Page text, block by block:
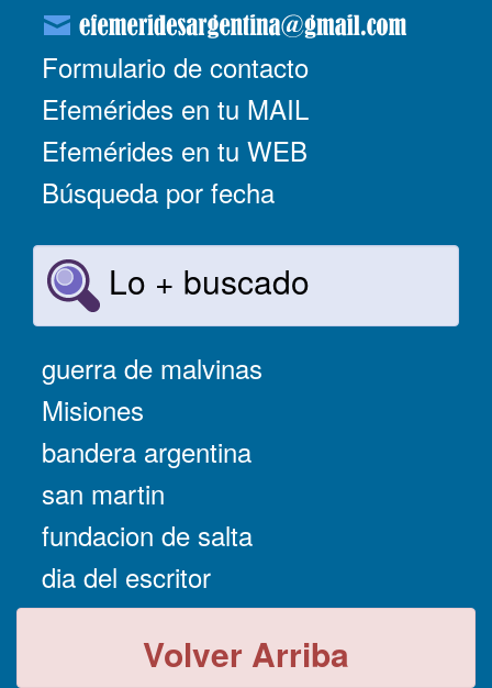
Formulario de contacto
Efemérides en tu MAIL
Efemérides en tu WEB
Búsqueda por fecha
Lo + buscado
guerra de malvinas
Misiones
bandera argentina
san martin
fundacion de salta
dia del escritor
Volver Arriba